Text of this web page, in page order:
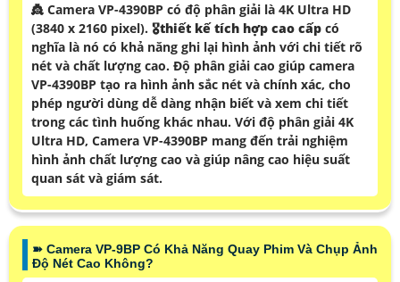
👸 Camera VP-4390BP có độ phân giải là 4K Ultra HD
(3840 x 2160 pixel). 🎖️thiết kế tích hợp cao cấp có
nghĩa là nó có khả năng ghi lại hình ảnh với chi tiết rõ
nét và chất lượng cao. Độ phân giải cao giúp camera
VP-4390BP tạo ra hình ảnh sắc nét và chính xác, cho
phép người dùng dễ dàng nhận biết và xem chi tiết
trong các tình huống khác nhau. Với độ phân giải 4K
Ultra HD, Camera VP-4390BP mang đến trải nghiệm
hình ảnh chất lượng cao và giúp nâng cao hiệu suất
quan sát và giám sát.
➽ Camera VP-9BP Có Khả Năng Quay Phim Và Chụp Ảnh
Độ Nét Cao Không?